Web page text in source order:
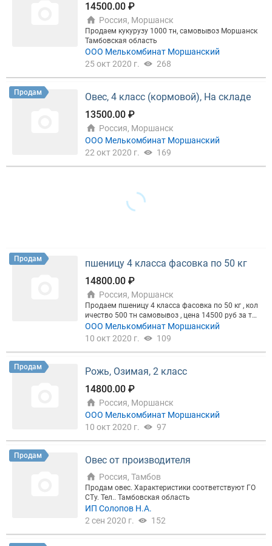
14500.00 ₽
Россия, Моршанск
Продаем кукурузу 1000 тн, самовывоз Моршанск
Тамбовская область
ООО Мелькомбинат Моршанский
25 окт 2020 г.
268
Продам
Овес, 4 класс (кормовой), На складе
13500.00 ₽
Россия, Моршанск
ООО Мелькомбинат Моршанский
22 окт 2020 г.
169
Продам
пшеницу 4 класса фасовка по 50 кг
14800.00 ₽
Россия, Моршанск
Продаем пшеницу 4 класса фасовка по 50 кг , кол
ичество 500 тн самовывоз , цена 14500 руб за тн
без НДС
ООО Мелькомбинат Моршанский
10 окт 2020 г.
109
Продам
Рожь, Озимая, 2 класс
14800.00 ₽
Россия, Моршанск
ООО Мелькомбинат Моршанский
10 окт 2020 г.
97
Продам Овес от производителя
Россия, Тамбов
Продам овес. Характеристики соответствуют ГО
СТу. Тел.. Тамбовская область
ИП Солопов Н.А.
2 сен 2020 г.
152